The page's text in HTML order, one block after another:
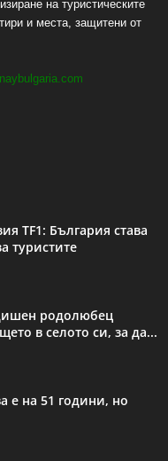
на туристическите
и места, защитени от
TF1: България става
туристите
родолюбец
в селото си, за да...
е на 51 години, но